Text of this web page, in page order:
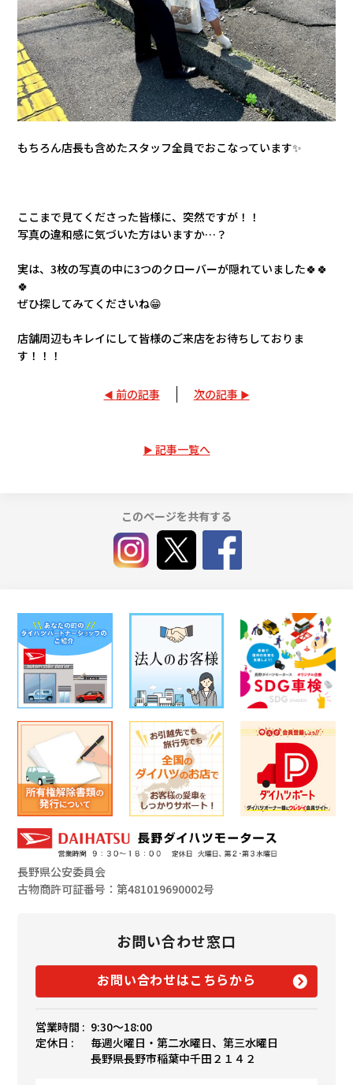
もちろん店長も含めたスタッフ全員でおこなっています✨
ここまで見てくださった皆様に、突然ですが！！
写真の違和感に気づいた方はいますか…？
実は、3枚の写真の中に3つのクローバーが隠れていました🍀🍀
🍀
ぜひ探してみてくださいね😁
店舗周辺もキレイにして皆様のご来店をお待ちしておりま
す！！！
前の記事 次の記事
記事一覧へ
このページを共有する
長野県公安委員会
古物商許可証番号：第481019690002号
お問い合わせ窓口
お問い合わせはこちらから
営業時間 : 9:30〜18:00
定休日 :
毎週火曜日・第二水曜日、第三水曜日
長野県長野市稲葉中千田２１４２